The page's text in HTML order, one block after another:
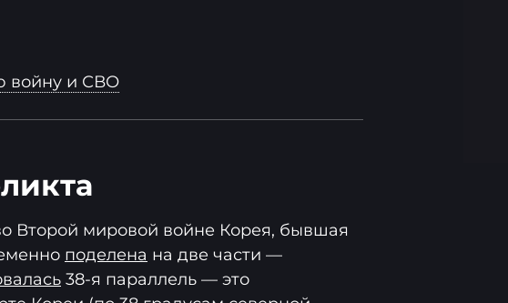
войну и СВО
Второй мировой войне Корея, бывшая
поделена на две части —
38-я параллель — это